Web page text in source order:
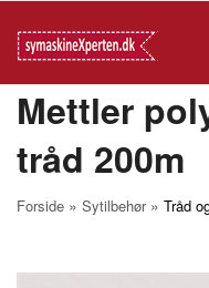
TILBUD
SYMASKINER
Mettler
tråd 200m
Forside » Sytilbehør» Tråd